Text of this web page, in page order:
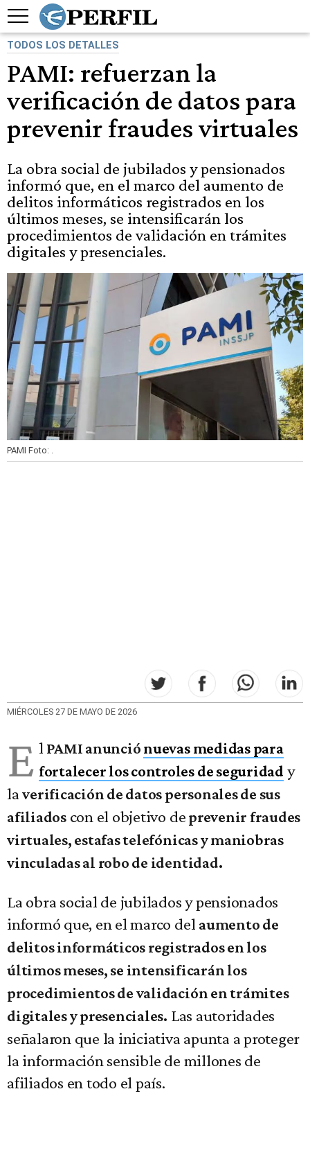
TODOS LOS DETALLES
PAMI: refuerzan la
verificación de datos para
prevenir fraudes virtuales
La obra social de jubilados y pensionados
informó que, en el marco del aumento de
delitos informáticos registrados en los
últimos meses, se intensificarán los
procedimientos de validación en trámites
digitales y presenciales.
PAMI Foto: .
MIÉRCOLES 27 DE MAYO DE 2026
E l PAMI anunció nuevas medidas para
fortalecer los controles de seguridad y
laverificación de datos personales de sus
afiliadoscon el objetivo de prevenir fraudes
virtuales, estafas telefónicas y maniobras
vinculadas al robo de identidad.
La obra social de jubilados y pensionados
informó que, en el marco del aumento de
delitos informáticos registrados en los
últimos meses, se intensificarán los
procedimientos de validación en trámites
digitales y presenciales. Las autoridades
señalaron que la iniciativa apunta a proteger
la información sensible de millones de
afiliados en todo el país.